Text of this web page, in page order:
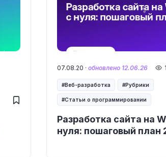
Разработка сайта на
нуля: пошаговый план
07.08.20 ·обновлено 12.06.26
Веб-разработка Рубрики
Статьи о программировании